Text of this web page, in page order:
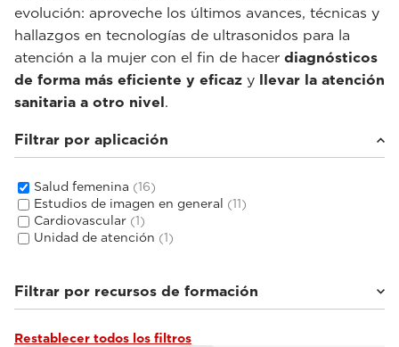
evolución: aproveche los últimos avances, técnicas y
hallazgos en tecnologías de ultrasonidos para la
atención a la mujer con el fin de hacer diagnósticos
de forma más eficiente y eficaz y llevar la atención
sanitaria a otro nivel.
Filtrar por aplicación
Salud femenina (16)
Estudios de imagen en general (11)
Cardiovascular (1)
Unidad de atención (1)
Filtrar por recursos de formación
Tutoriales y bibliotecas en línea
Restablecer todos los filtros